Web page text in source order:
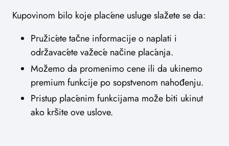
Kupovinom bilo koje plaćene usluge slažete se da:
Pružićete tačne informacije o naplati i
održavaćete važeće načine plaćanja.
Možemo da promenimo cene ili da ukinemo
premium funkcije po sopstvenom nahođenju.
Pristup plaćenim funkcijama može biti ukinut
ako kršite ove uslove.